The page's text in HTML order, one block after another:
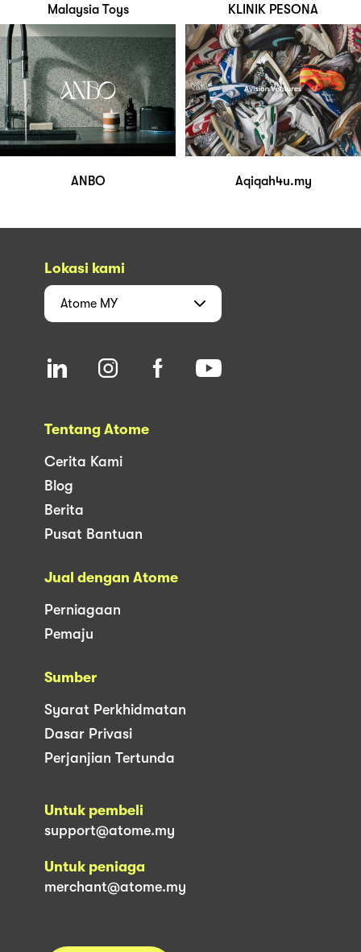
Malaysia Toys KLINIK PESONA
ANBO Aqiqah4u.my
Lokasi kami
Atome MY
Tentang Atome
Cerita Kami
Blog
Berita
Pusat Bantuan
Jual dengan Atome
Perniagaan
Pemaju
Sumber
Syarat Perkhidmatan
Dasar Privasi
Perjanjian Tertunda
Untuk pembeli
support@atome.my
Untuk peniaga
merchant@atome.my